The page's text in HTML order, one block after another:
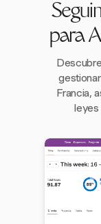
para
Francia,
leyes